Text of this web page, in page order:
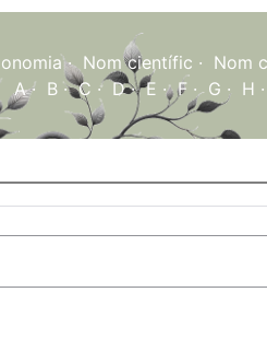
· Nom científic · Nom
A· B ·C ·D·E · F · G · H ·